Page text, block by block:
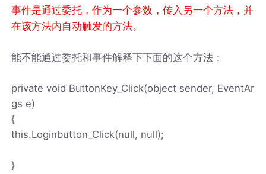
事件是通过委托，作为一个参数，传入另一个方法，并
在该方法内自动触发的方法。
能不能通过委托和事件解释下下面的这个方法：
private void ButtonKey_Click(object sender, EventAr
gs e)
{
this.Loginbutton_Click(null, null);
}